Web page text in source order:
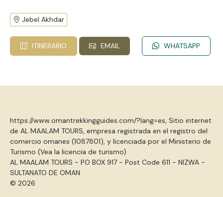
Jebel Akhdar
ITINERARIO EMAIL WHATSAPP
https://www.omantrekkingguides.com/?lang=es, Sitio internet
de AL MAALAM TOURS, empresa registrada en el registro del
comercio omanes (1087801), y licenciada por el Ministerio de
Turismo (Vea la licencia de turismo)
AL MAALAM TOURS - PO BOX 917 - Post Code 611 - NIZWA -
SULTANATO DE OMAN
© 2026